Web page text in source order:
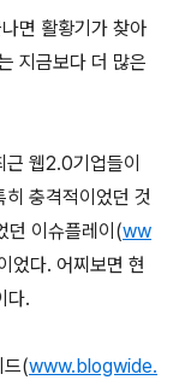
면 활황기가 찾아
지금보다 더 많은
웹2.0기업들이
충격적이었던 것
던 이슈플레이(ww
었다. 어찌보면 현
다.
드(www.blogwide.